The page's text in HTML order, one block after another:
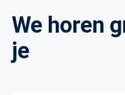
We horen
je